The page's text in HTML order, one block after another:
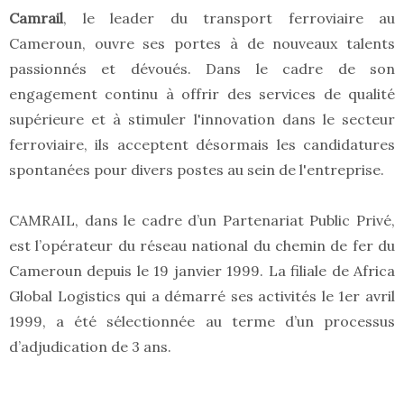
Camrail, le leader du transport ferroviaire au
Cameroun, ouvre ses portes à de nouveaux talents
passionnés et dévoués. Dans le cadre de son
engagement continu à offrir des services de qualité
supérieure et à stimuler l'innovation dans le secteur
ferroviaire, ils acceptent désormais les candidatures
spontanées pour divers postes au sein de l'entreprise.
CAMRAIL, dans le cadre d’un Partenariat Public Privé,
est l’opérateur du réseau national du chemin de fer du
Cameroun depuis le 19 janvier 1999. La filiale de Africa
Global Logistics qui a démarré ses activités le 1er avril
1999, a été sélectionnée au terme d’un processus
d’adjudication de 3 ans.